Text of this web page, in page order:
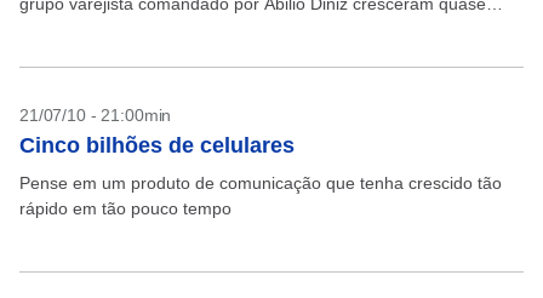
21/07/10 - 21:00min
Cinco bilhões de celulares
Pense em um produto de comunicação que tenha crescido tão
rápido em tão pouco tempo